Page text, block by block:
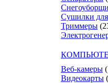
Сушилки
Триммеры
Веб-камеры
Видеокарты